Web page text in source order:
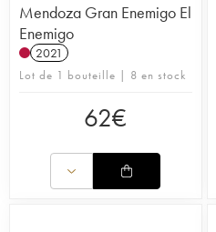
Mendoza Gran Enemigo El
Enemigo
2021
Lot de 1 bouteille | 8 en stock
62€